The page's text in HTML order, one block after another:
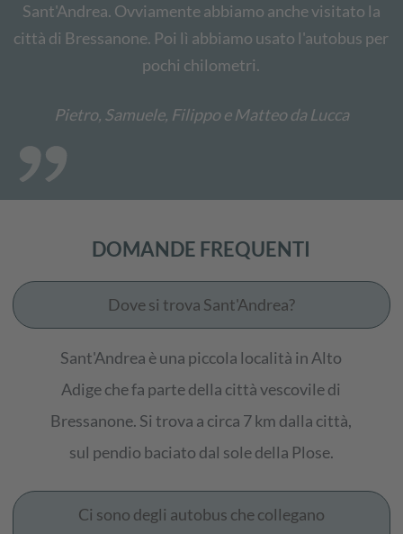
Sant'Andrea. Ovviamente abbiamo anche visitato la
città di Bressanone. Poi lì abbiamo usato l'autobus per
pochi chilometri.
Pietro, Samuele, Filippo e Matteo da Lucca
DOMANDE FREQUENTI
Dove si trova Sant'Andrea?
Sant'Andrea è una piccola località in Alto
Adige che fa parte della città vescovile di
Bressanone. Si trova a circa 7 km dalla città,
sul pendio baciato dal sole della Plose.
Ci sono degli autobus che collegano